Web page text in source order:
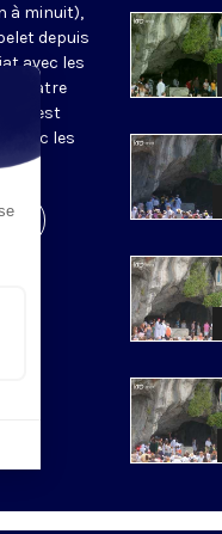
à minuit),
depuis
avec les
quatre
est
avec les